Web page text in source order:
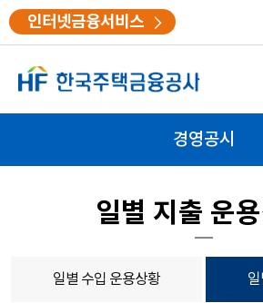
인터넷금융서비스
경영공시
일별 지출 운
일별 수입 운용상황